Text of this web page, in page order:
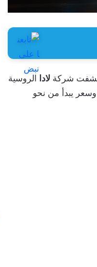
كشفت شركة لادا
الروسية
من 6 سرعات وسعر يبدأ من نحو